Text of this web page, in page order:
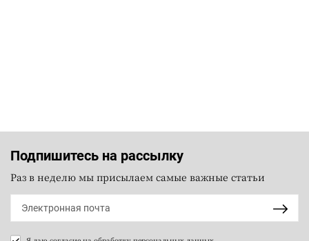
Подпишитесь на рассылку
Раз в неделю мы присылаем самые важные статьи